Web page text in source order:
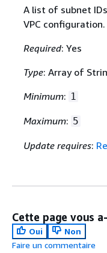
A list of subnet
VPC configuration.
Required: Yes
Type: Array of
Minimum: 1
Maximum: 5
Update requires:
Cette page vous
Oui
Non
Faire un commentaire